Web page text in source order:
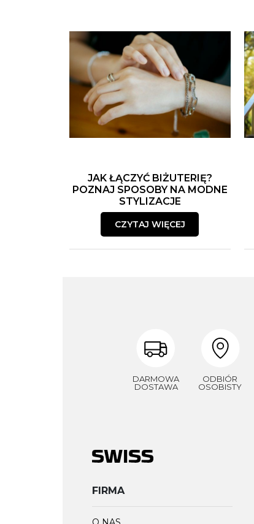
JAK ŁĄCZYĆ BIŻUTERIĘ?
POZNAJ SPOSOBY NA MODNE
STYLIZACJE
CZYTAJ WIĘCEJ
DARMOWA
DOSTAWA
ODBIÓR
OSOBISTY
FIRMA